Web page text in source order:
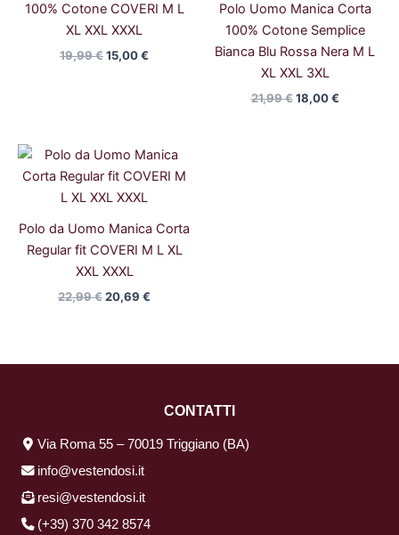
100% Cotone COVERI M L
XL XXL XXXL
19,99€15,00€
Polo Uomo Manica Corta
100% Cotone Semplice
Bianca Blu Rossa Nera M L
XL XXL 3XL
21,99€ 18,00€
Polo da Uomo Manica Corta
Regular fit COVERI M L XL
XXL XXXL
22,99€
Il
originale
era:
20,69 €
Il
attuale
CONTATTI
Via Roma 55 – 70019 Triggiano (BA)
info@vestendosi.it
resi@vestendosi.it
(+39) 370 342 8574